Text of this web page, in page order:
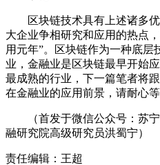
区块链技术具有上述诸多优
大企业争相研究和应用的热点
用元年”。区块链作为一种底层
业，金融业是区块链最早开始
最成熟的行业，下一篇笔者将
在金融业的应用前景，请耐心等
（首发于微信公众号：苏宁
融研究院高级研究员洪蜀宁）
责任编辑：王超